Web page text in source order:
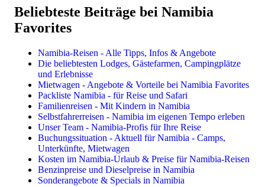
Selbstfahrerreisen im Mietwagen oder Camper
Privat geführte Reisen
Kleingruppen- & Gruppenreisen
Kleingruppenreisen im Safaribus
Geführte Selbstfahrerreisen
Flugsafaris
Reisethemen
Familienreisen
Camper & Mietwagen Übersicht
Dachzelt-Camper
Bushcamper & Wohnmobile
Buchungssituation 2025 & 2026
Packliste für Safari & Reise
Highlights, Sehenswürdigkeiten, Reiseregionen
Preise & Kosten in Namibia
Landkarten & Reiseführer
Impfungen, Malariaprophylaxe, Sicherheit
Reiserouten
Flüge
Mietwagen
Lodges, Gästefarmen, Hotels
Camping & Campingplätze
Beliebteste Beiträge bei Namibia
Favorites
Namibia-Reisen - Alle Tipps, Infos & Angebote
Die beliebtesten Lodges, Gästefarmen, Campingplätze
und Erlebnisse
Mietwagen - Angebote & Vorteile bei Namibia Favorites
Packliste Namibia - für Reise und Safari
Familienreisen - Mit Kindern in Namibia
Selbstfahrerreisen - Namibia im eigenen Tempo erleben
Unser Team - Namibia-Profis für Ihre Reise
Buchungssituation - Aktuell für Namibia - Camps,
Unterkünfte, Mietwagen
Kosten im Namibia-Urlaub & Preise für Namibia-Reisen
Benzinpreise und Dieselpreise in Namibia
Sonderangebote & Specials in Namibia